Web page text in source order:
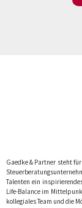
Gaedke & Partner steht
Talenten ein
Life-Balance im
kollegiales Team und die